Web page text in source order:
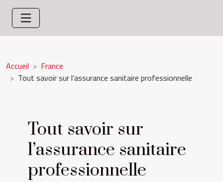
Accueil
France
Tout savoir sur l’assurance sanitaire professionnelle
Tout savoir sur
l’assurance sanitaire
professionnelle